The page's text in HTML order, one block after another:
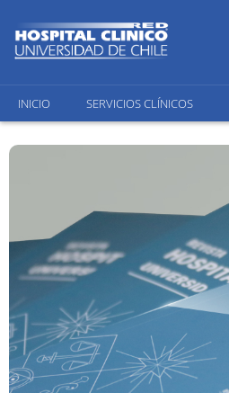
INICIO SERVICIOS CLÍNICOS